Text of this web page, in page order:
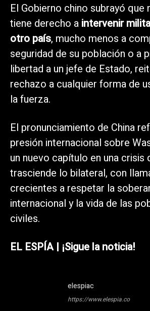
El Gobierno chino subrayó que
tiene derecho a intervenir
otro país, mucho menos a
seguridad de su población o a
libertad a un jefe de Estado,
rechazo a cualquier forma de
la fuerza.
El pronunciamiento de China
presión internacional sobre
un nuevo capítulo en una crisis
trasciende lo bilateral, con
crecientes a respetar la
internacional y la vida de las
civiles.
EL ESPÍA | ¡Sigue la noticia!
elespiac
https://www.elespia.co